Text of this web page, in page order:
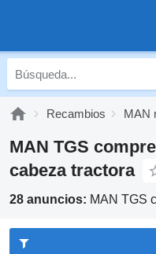
Recambios MAN
MAN TGS
cabeza tractora
28 anuncios: MAN TGS